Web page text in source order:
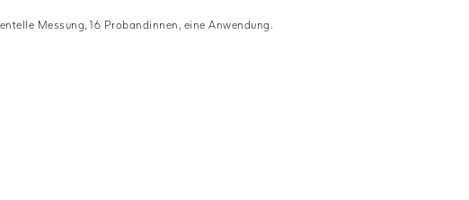
Messung, 16 Probandinnen, eine Anwendung.